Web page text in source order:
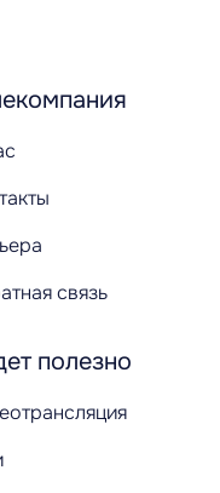
связь
полезно